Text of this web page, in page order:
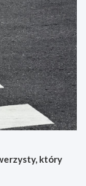
który